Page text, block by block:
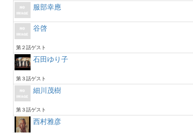
服部幸應
谷啓
第２話ゲスト
石田ゆり子
第３話ゲスト
細川茂樹
第３話ゲスト
西村雅彦